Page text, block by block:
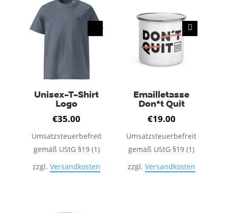
Unisex-T-Shirt
Logo
€35.00
Umsatzsteuerbefreit
gemäß UStG §19 (1)
zzgl.Versandkosten
Emailletasse
Don*t Quit
€19.00
Umsatzsteuerbefreit
gemäß UStG §19 (1)
zzgl. Versandkosten